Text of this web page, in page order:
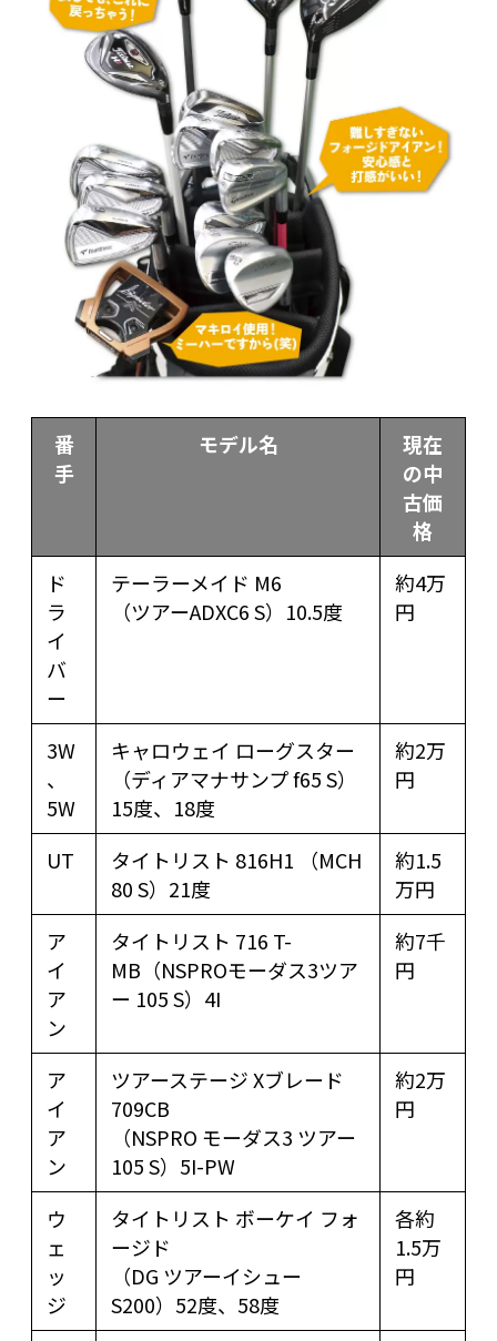
番
手
モデル名
現在
の中
古価
格
ド
ラ
イ
バ
ー
テーラーメイド M6
（ツアーADXC6 S）10.5度
約4万
円
3W
、
5W
キャロウェイ ローグスター
（ディアマナサンプ f65 S）
15度、18度
約2万
円
UT
タイトリスト 816H1 （MCH
80 S）21度
約1.5
万円
ア
イ
ア
ン
タイトリスト 716 T-
MB（NSPROモーダス3ツア
ー 105 S）4I
約7千
円
ア
イ
ア
ン
ツアーステージ Xブレード
709CB
（NSPRO モーダス3 ツアー
105 S）5I-PW
約2万
円
ウ
ェ
ッ
ジ
タイトリスト ボーケイ フォ
ージド
（DG ツアーイシュー
S200）52度、58度
各約
1.5万
円